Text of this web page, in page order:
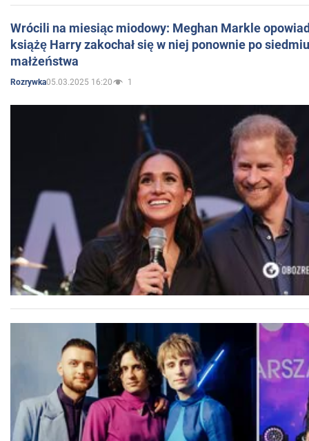
Wrócili na miesiąc miodowy: Meghan Markle
książę Harry zakochał się w niej ponownie po
małżeństwa
Rozrywka05.03.2025 16:20 1